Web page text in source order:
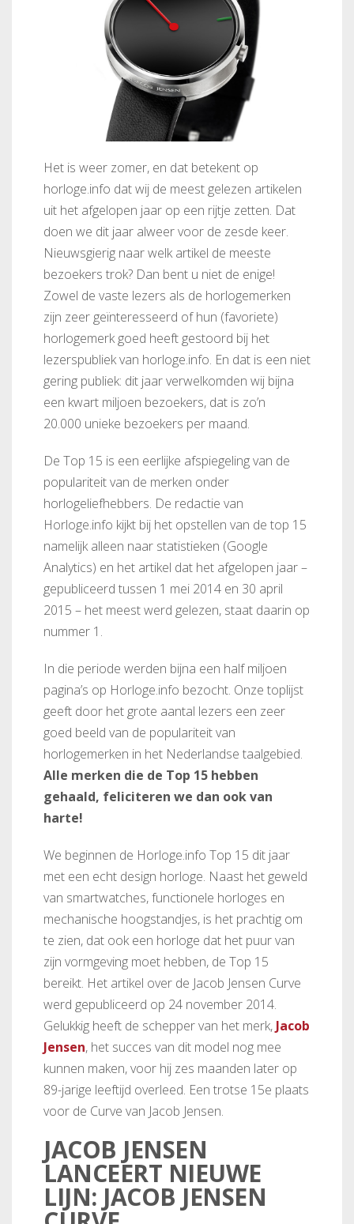
Het is weer zomer, en dat betekent op
horloge.info dat wij de meest gelezen artikelen
uit het afgelopen jaar op een rijtje zetten. Dat
doen we dit jaar alweer voor de zesde keer.
Nieuwsgierig naar welk artikel de meeste
bezoekers trok? Dan bent u niet de enige!
Zowel de vaste lezers als de horlogemerken
zijn zeer geïnteresseerd of hun (favoriete)
horlogemerk goed heeft gestoord bij het
lezerspubliek van horloge.info. En dat is een niet
gering publiek: dit jaar verwelkomden wij bijna
een kwart miljoen bezoekers, dat is zo’n
20.000 unieke bezoekers per maand.
De Top 15 is een eerlijke afspiegeling van de
populariteit van de merken onder
horlogeliefhebbers. De redactie van
Horloge.info kijkt bij het opstellen van de top 15
namelijk alleen naar statistieken (Google
Analytics) en het artikel dat het afgelopen jaar –
gepubliceerd tussen 1 mei 2014 en 30 april
2015 – het meest werd gelezen, staat daarin op
nummer 1.
In die periode werden bijna een half miljoen
pagina’s op Horloge.info bezocht. Onze toplijst
geeft door het grote aantal lezers een zeer
goed beeld van de populariteit van
horlogemerken in het Nederlandse taalgebied.
Alle merken die de Top 15 hebben
gehaald, feliciteren we dan ook van
harte!
We beginnen de Horloge.info Top 15 dit jaar
met een echt design horloge. Naast het geweld
van smartwatches, functionele horloges en
mechanische hoogstandjes, is het prachtig om
te zien, dat ook een horloge dat het puur van
zijn vormgeving moet hebben, de Top 15
bereikt. Het artikel over de Jacob Jensen Curve
werd gepubliceerd op 24 november 2014.
Gelukkig heeft de schepper van het merk, Jacob
Jensen, het succes van dit model nog mee
kunnen maken, voor hij zes maanden later op
89-jarige leeftijd overleed. Een trotse 15e plaats
voor de Curve van Jacob Jensen.
JACOB JENSEN
LANCEERT NIEUWE
LIJN: JACOB JENSEN